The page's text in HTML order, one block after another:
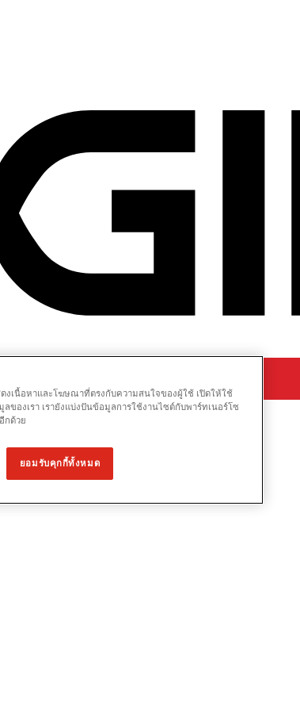
งเนื้อหาและโฆษณาที่ตรงกับความสนใจของผู้ใช้ เปิดให้ใช้
ของเรา เรายังแบ่งปันข้อมูลการใช้งานไซต์กับพาร์ทเนอร์โซ
กด้วย
ยอมรับคุกกี้ทั้งหมด